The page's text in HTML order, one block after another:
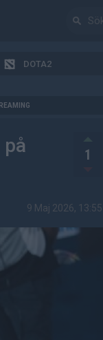
DOTA2
9 Maj 2026, 13:55
1